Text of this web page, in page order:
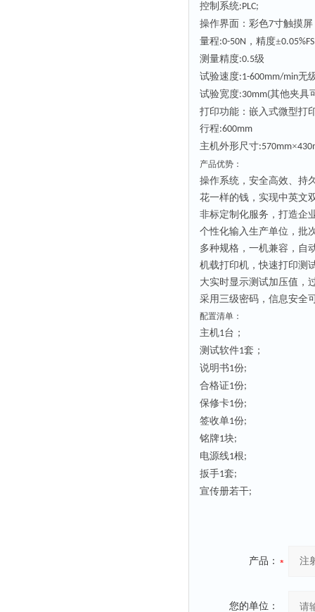
控制系统:PLC;
操作界面：彩色7寸触摸
量程:0-50N ， 精度±
测量精度:0.5级
试验速度:1-600mm/min无
试验宽度:30mm(其他夹具
打印功能：嵌入式微型打
行程:600mm
主机外形尺寸:570mm×
产品优势：
操作系统，安全高效、持
花一样的钱，实现中英文
非标定制化服务，打造企
个性化输入生产单位，批
多种规格，一机兼容，自
机载打印机，快速打印测
大实时显示测试加压值，
采用三级密码，信息安全
配置清单：
主机1台；
测试软件1套；
说明书1份;
合格证1份;
保修卡1份;
签收单1份;
铭牌1块;
电源线1根;
扳手1套;
宣传册若干;
产品：
您的单位：